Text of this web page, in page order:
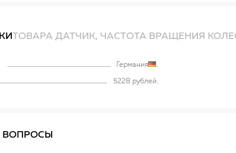
ТОВАРА ДАТЧИК, ЧАСТОТА ВРАЩЕНИЯ
Германия
5228 рублей
ВОПРОСЫ